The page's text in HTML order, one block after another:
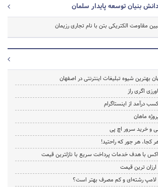
بنیان توسعه پایدار سلمان
مقاومت الکتریکی بتن با نام تجاری رزیمان
بهترین شیوه تبلیغات اینترنتی در اصفهان
اگری راز
درآمد از اینستاگرام
ماهان
کجا، هر جور که راحتید!
با هدف خدمات پرداخت سریع با نازلترین قیمت
ارزان ترین قیمت
لامپ رشته‌ای و کم مصرف بهتر است؟